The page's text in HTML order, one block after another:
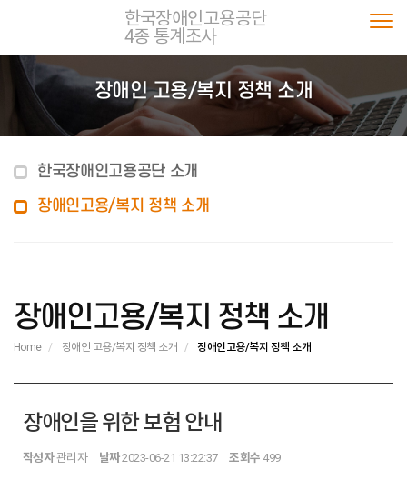
한국장애인고용공단
4종 통계조사
장애인 고용/복지 정책 소개
한국장애인고용공단 소개
장애인고용/복지 정책 소개
장애인고용/복지 정책 소개
Home 장애인 고용/복지 정책 소개 장애인고용/복지 정책 소개
장애인을 위한 보험 안내
작성자관리자 날짜2023-06-21 13:22:37 조회수 499